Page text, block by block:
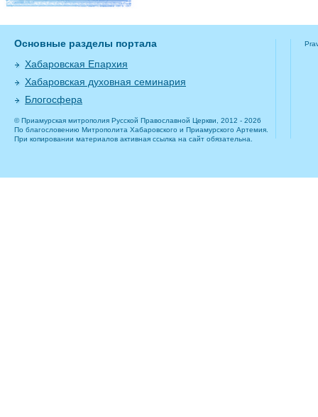
Основные разделы портала
Хабаровская Епархия
Хабаровская духовная семинария
Блогосфера
© Приамурская митрополия Русской Православной Церкви, 2012 - 2026
По благословению Митрополита Хабаровского и Приамурского Артемия.
При копировании материалов активная ссылка на сайт обязательна.